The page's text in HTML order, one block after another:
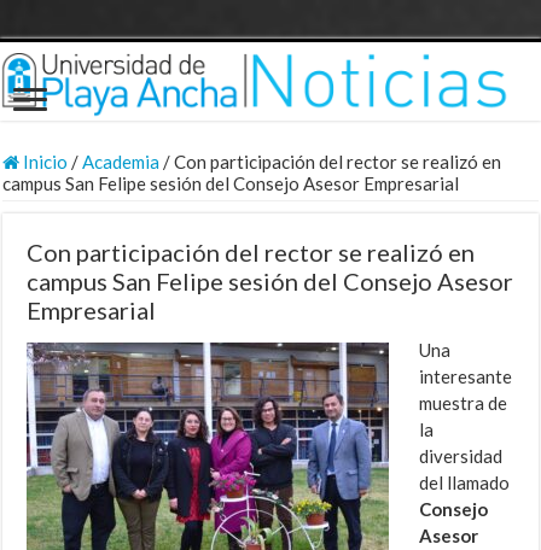
Inicio /Academia/Con participación del rector se realizó en
campus San Felipe sesión del Consejo Asesor Empresarial
Con participación del rector se realizó en
campus San Felipe sesión del Consejo Asesor
Empresarial
Una
interesante
muestra de
la
diversidad
del llamado
Consejo
Asesor